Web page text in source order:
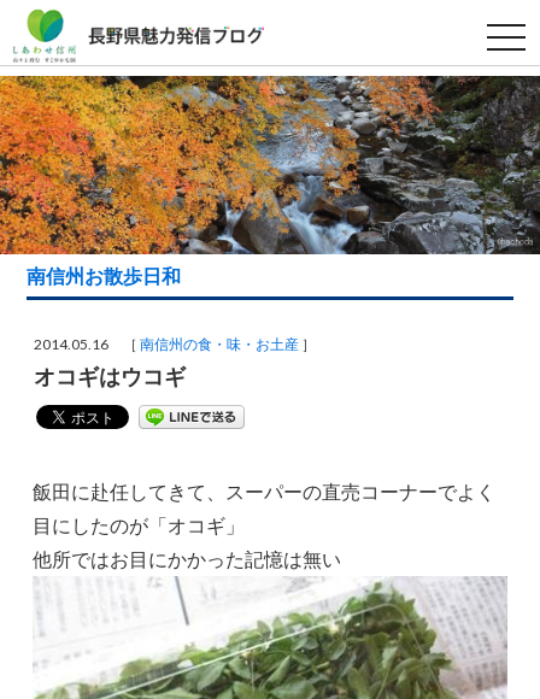
t
o
g
g
l
e
n
a
v
i
g
a
t
n
南信州お散歩日和
2014.05.16 ［南信州の食・味・お土産 ］
オコギはウコギ
飯田に赴任してきて、スーパーの直売コーナーでよく
目にしたのが「オコギ」
他所ではお目にかかった記憶は無い